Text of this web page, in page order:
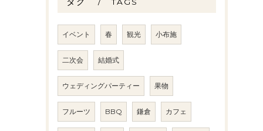
イベント 春 観光 小布施
二次会 結婚式
ウェディングパーティー 果物
フルーツ BBQ 鎌倉 カフェ